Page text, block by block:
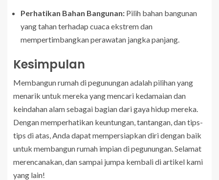
Perhatikan Bahan Bangunan: Pilih bahan bangunan
yang tahan terhadap cuaca ekstrem dan
mempertimbangkan perawatan jangka panjang.
Kesimpulan
Membangun rumah di pegunungan adalah pilihan yang
menarik untuk mereka yang mencari kedamaian dan
keindahan alam sebagai bagian dari gaya hidup mereka.
Dengan memperhatikan keuntungan, tantangan, dan tips-
tips di atas, Anda dapat mempersiapkan diri dengan baik
untuk membangun rumah impian di pegunungan. Selamat
merencanakan, dan sampai jumpa kembali di artikel kami
yang lain!